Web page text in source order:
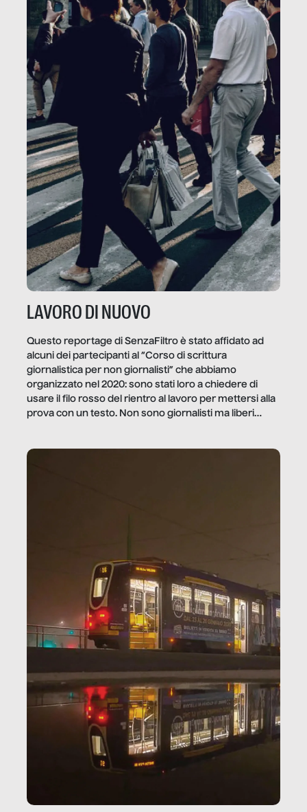
LAVORO DI NUOVO
Questo reportage di SenzaFiltro è stato affidato ad
alcuni dei partecipanti al “Corso di scrittura
giornalistica per non giornalisti” che abbiamo
organizzato nel 2020: sono stati loro a chiedere di
usare il filo rosso del rientro al lavoro per mettersi alla
prova con un testo. Non sono giornalisti ma liberi